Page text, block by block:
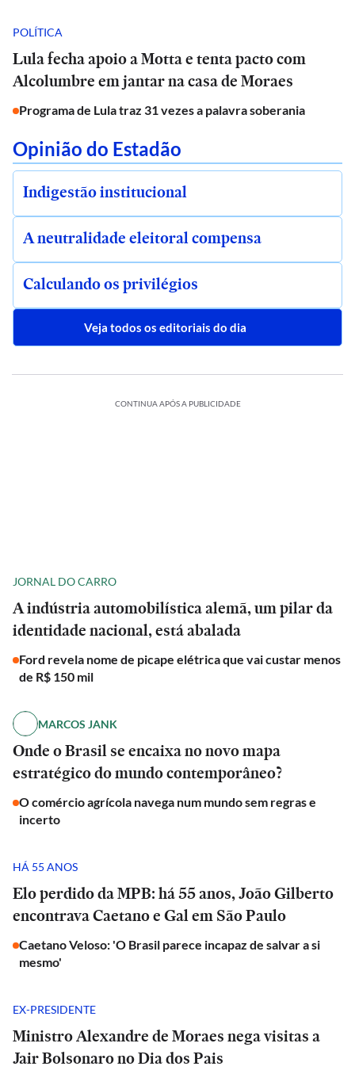
POLÍTICA
Lula fecha apoio a Motta e tenta pacto com
Alcolumbre em jantar na casa de Moraes
Programa de Lula traz 31 vezes a palavra soberania
Opinião do Estadão
Indigestão institucional
A neutralidade eleitoral compensa
Calculando os privilégios
Veja todos os editoriais do dia
CONTINUA APÓS A PUBLICIDADE
JORNAL DO CARRO
A indústria automobilística alemã, um pilar da
identidade nacional, está abalada
Ford revela nome de picape elétrica que vai custar menos
de R$ 150 mil
MARCOS JANK
Onde o Brasil se encaixa no novo mapa
estratégico do mundo contemporâneo?
O comércio agrícola navega num mundo sem regras e
incerto
HÁ 55 ANOS
Elo perdido da MPB: há 55 anos, João Gilberto
encontrava Caetano e Gal em São Paulo
Caetano Veloso: 'O Brasil parece incapaz de salvar a si
mesmo'
EX-PRESIDENTE
Ministro Alexandre de Moraes nega visitas a
Jair Bolsonaro no Dia dos Pais